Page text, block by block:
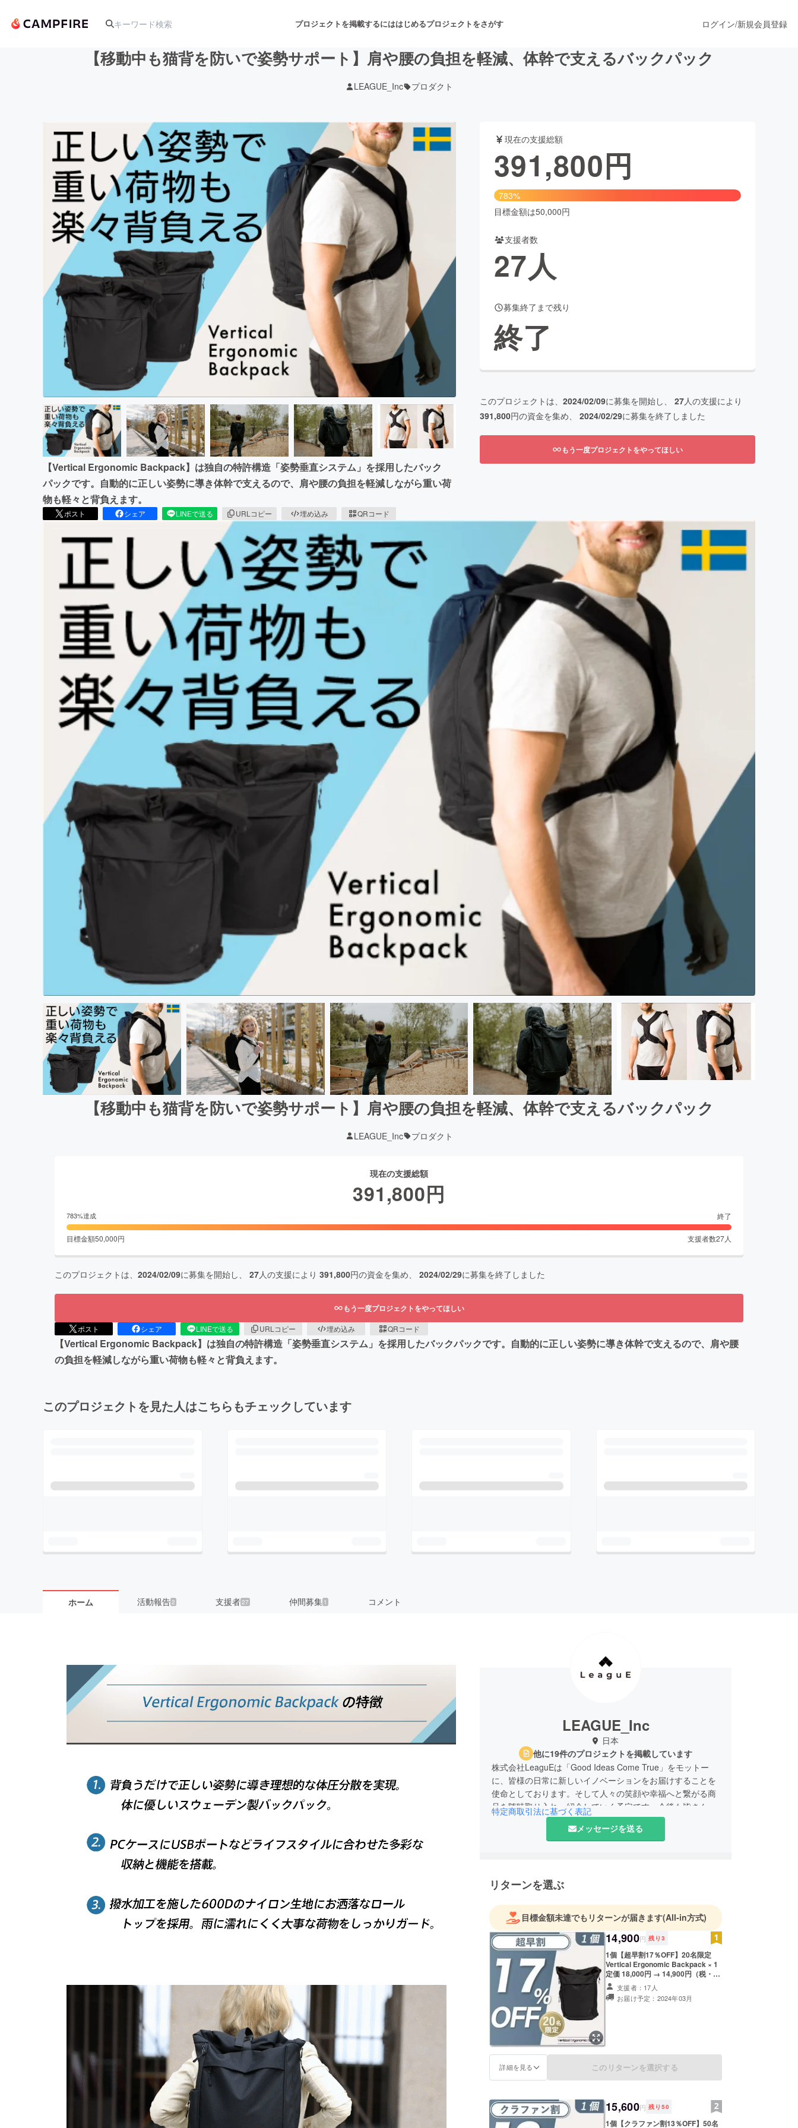
プロジェクトを掲載するにははじめるプロジェクトをさがす
アート・写真 音楽 舞台・パフォーマンス
テクノロジー・ガジェット ゲーム・サービス開発 ファッション
映像・映画 書籍・雑誌出版
ビジネス・起業 チャレンジ ビューティー・ヘルスケア
まちづくり・地域活性化
CAMPFIRE for Social Good
CAMPFIRE Creation
CAMPFIREふるさと納税
machi-ya
ログイン/新規会員登録
【移動中も猫背を防いで姿勢サポート】肩や腰の負担を軽減、体幹で支えるバックパック
LEAGUE_Inc プロダクト
【Vertical Ergonomic Backpack】は独自の特許構造「姿勢垂直システム」を採用したバック
パックです。自動的に正しい姿勢に導き体幹で支えるので、肩や腰の負担を軽減しながら重い荷
物も軽々と背負えます。
ポスト シェア LINEで送る URLコピー 埋め込み QRコード
現在の支援総額
391,800円
783%
目標金額は50,000円
支援者数
27人
募集終了まで残り
終了
このプロジェクトは、 2024/02/09に募集を開始し、 27人の支援により
391,800円の資金を集め、 2024/02/29に募集を終了しました
もう一度プロジェクトをやってほしい
【移動中も猫背を防いで姿勢サポート】肩や腰の負担を軽減、体幹で支えるバックパック
LEAGUE_Inc プロダクト
現在の支援総額
391,800円
783%達成 終了
目標金額50,000円 支援者数27人
このプロジェクトは、 2024/02/09に募集を開始し、 27人の支援により 391,800円の資金を集め、 2024/02/29に募集を終了しました
もう一度プロジェクトをやってほしい
ポスト シェア LINEで送る URLコピー 埋め込み QRコード
【Vertical Ergonomic Backpack】は独自の特許構造「姿勢垂直システム」を採用したバックパックです。自動的に正しい姿勢に導き体幹で支えるので、肩や腰
の負担を軽減しながら重い荷物も軽々と背負えます。
このプロジェクトを見た人はこちらもチェックしています
ホーム 活動報告2 支援者27 仲間募集 1 コメント
LEAGUE_Inc
日本
他に19件のプロジェクトを掲載しています
株式会社LeaguEは「Good Ideas Come True」をモットー
に、皆様の日常に新しいイノベーションをお届けすることを
使命としております。そして人々の笑顔や幸福へと繋がる商
品を随時取り入れ、紹介していく予定です。今後も皆さんの
生活をより豊かに、幸せに、ワクワクさせる製品をご紹介し
ていきます。 お問い合わせ: support@league-jp.com
特定商取引法に基づく表記
メッセージを送る
リターンを選ぶ
目標金額未達でもリターンが届きます(All-in方式)
14,900円 残り 3
1個【超早割17％OFF】20名限定
Vertical Ergonomic Backpack × 1
定価 18,000円 → 14,900円（税・送
料込） 【内容】 ■Vertical
Ergonomic Backpack × 1 ■収納
バッグ × 1 〈サイズ〉 M ※製造状況
支援者：17人
お届け予定：2024年03月
詳細を見る このリターンを選択する
15,600円 残り 50
1個【クラファン割13％OFF】50名